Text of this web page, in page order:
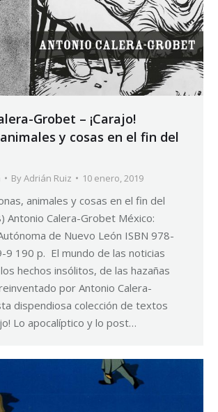
Grobet – ¡Carajo!
y cosas en el fin del
ByAdrián Ruiz 10 enero, 2019
animales y cosas en el fin del
Antonio Calera-Grobet México:
de Nuevo León ISBN 978-
190 p. El mundo de las noticias
hechos insólitos, de las hazañas
por Antonio Calera-
dispendiosa colección de textos
Lo apocalíptico y lo post…